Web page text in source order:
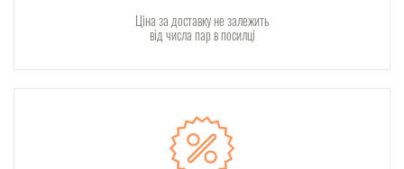
Ціна за доставку не залежить
від числа пар в посилці